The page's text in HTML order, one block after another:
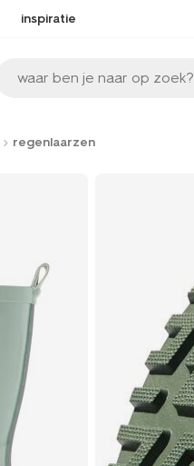
inspiratie
waar ben je naar op zoek?
regenlaarzen